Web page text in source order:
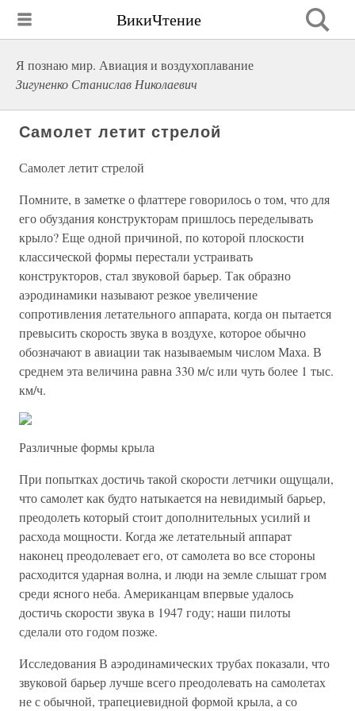
ВикиЧтение
Я познаю мир. Авиация и воздухоплавание
Зигуненко Станислав Николаевич
Самолет летит стрелой
Самолет летит стрелой
Помните, в заметке о флаттере говорилось о том, что для
его обуздания конструкторам пришлось переделывать
крыло? Еще одной причиной, по которой плоскости
классической формы перестали устраивать
конструкторов, стал звуковой барьер. Так образно
аэродинамики называют резкое увеличение
сопротивления летательного аппарата, когда он пытается
превысить скорость звука в воздухе, которое обычно
обозначают в авиации так называемым числом Маха. В
среднем эта величина равна 330 м/с или чуть более 1 тыс.
км/ч.
Различные формы крыла
При попытках достичь такой скорости летчики ощущали,
что самолет как будто натыкается на невидимый барьер,
преодолеть который стоит дополнительных усилий и
расхода мощности. Когда же летательный аппарат
наконец преодолевает его, от самолета во все стороны
расходится ударная волна, и люди на земле слышат гром
среди ясного неба. Американцам впервые удалось
достичь скорости звука в 1947 году; наши пилоты
сделали ото годом позже.
Исследования В аэродинамических трубах показали, что
звуковой барьер лучше всего преодолевать на самолетах
не с обычной, трапециевидной формой крыла, а со